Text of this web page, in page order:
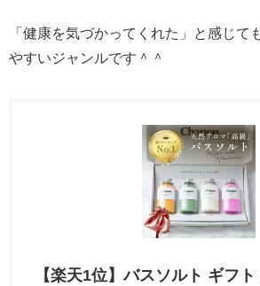
「健康を気づかってくれた」と感じて
やすいジャンルです＾＾
【楽天1位】バスソルト ギフ